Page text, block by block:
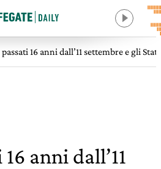
passati 16 anni dall’11 settembre e gli
anni dall’11